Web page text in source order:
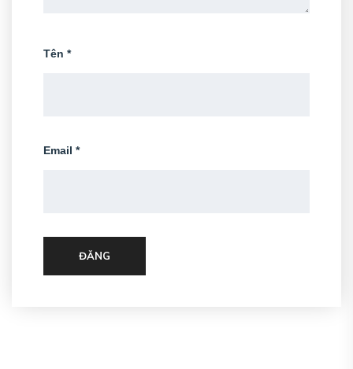
Tên *
Email *
ĐĂNG